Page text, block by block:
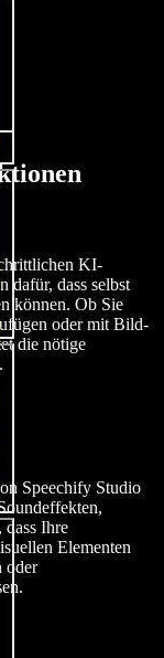
KI-
dafür, dass selbst
können. Ob Sie
oder mit Bild-
die nötige
Speechify Studio
Ihre
Elementen
oder